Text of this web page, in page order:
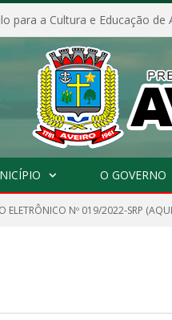
para a Cultura e Educação de
O GOVERNO
ELETRÔNICO Nº 019/2022-SRP